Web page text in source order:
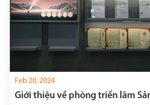
Feb 20, 2024
Giới thiệu về phòng triển lãm